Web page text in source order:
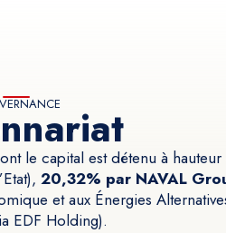
le capital est détenu à hauteur
20,32% par NAVAL
et aux Énergies
EDF Holding).